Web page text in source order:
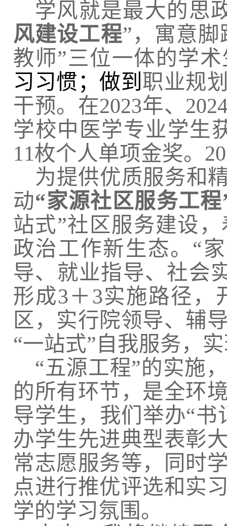
学风就是最大的思
风建设工程”，寓意脚
教师”三位一体的学
习习惯；做到 职业规
干预。 在2023年、
学校中医学专业学生
11枚个人单项金奖。
为提供优质服务和
动“家源社区服务工程
站式”社区服务建设
政治工作新生态。“
导、就业指导、社会
形成3＋ 3实施路径，
区，实行院领导、辅
“一站式”自我服务，
“五源工程”的实施
的所有环节，是全环
导学生，我们举办“
办学生先进典型表彰
常志愿服务等，同时
点进行推优评选和实
学的学习氛围。